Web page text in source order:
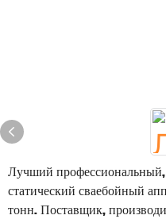
Лучший
статический сваебойный
тонн. Поставщик,